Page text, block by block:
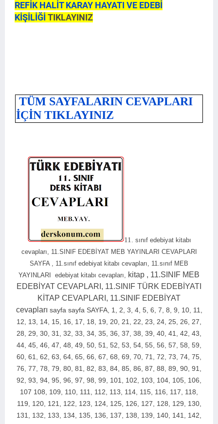
REFİK HALİT KARAY HAYATI VE EDEBİ
KİŞİLİĞİ TIKLAYINIZ
TÜM SAYFALARIN CEVAPLARI
İÇİN TIKLAYINIZ
11 . sınıf edebiyat kitabı
cevapları, 11.SINIF EDEBİYAT MEB YAYINLARI CEVAPLARI
SAYFA , 11.sınıf edebiyat kitabı cevapları, 11.sınıf MEB
YAYINLARI edebiyat kitabı cevapları, kitap , 11.SINIF MEB
EDEBİYAT CEVAPLARI, 11.SINIF TÜRK EDEBİYATI
KİTAP CEVAPLARI, 11.SINIF EDEBİYAT
cevapları sayfa sayfa SAYFA, 1, 2, 3, 4, 5, 6, 7, 8, 9, 10, 11,
12, 13, 14, 15, 16, 17, 18, 19, 20, 21, 22, 23, 24, 25, 26, 27,
28, 29, 30, 31, 32, 33, 34, 35, 36, 37, 38, 39, 40, 41, 42, 43,
44, 45, 46, 47, 48, 49, 50, 51, 52, 53, 54, 55, 56, 57, 58, 59,
60, 61, 62, 63, 64, 65, 66, 67, 68, 69, 70, 71, 72, 73, 74, 75,
76, 77, 78, 79, 80, 81, 82, 83, 84, 85, 86, 87, 88, 89, 90, 91,
92, 93, 94, 95, 96, 97, 98, 99, 101, 102, 103, 104, 105, 106,
107 108, 109, 110, 111, 112, 113, 114, 115, 116, 117, 118,
119, 120, 121, 122, 123, 124, 125, 126, 127, 128, 129, 130,
131, 132, 133, 134, 135, 136, 137, 138, 139, 140, 141, 142,